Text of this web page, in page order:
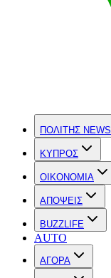
ΠΟΛΙΤΗΣ NEWS
ΚΥΠΡΟΣ
OIKONOMIA
ΑΠΟΨΕΙΣ
BUZZLIFE
AUTO
ΑΓΟΡΑ